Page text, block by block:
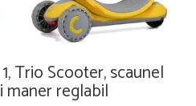
Trio Scooter, scaunel
maner reglabil